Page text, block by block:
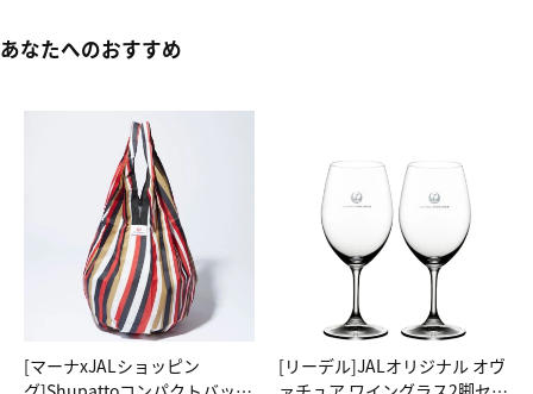
あなたへのおすすめ
[マーナxJALショッピン
[リーデル]JALオリジナル オヴ